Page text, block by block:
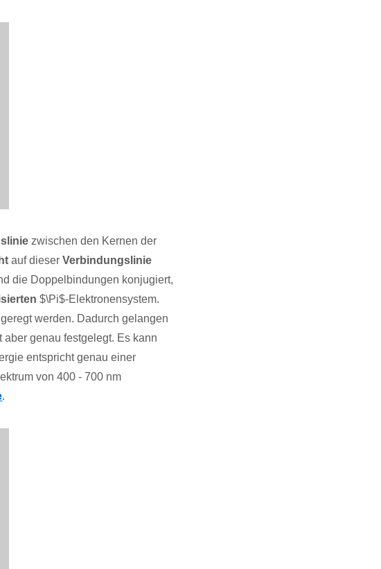
zwischen den Kernen der
auf dieserVerbindungslinie
die Doppelbindungen konjugiert,
$\Pi$-Elektronensystem.
werden. Dadurch gelangen
genau festgelegt. Es kann
entspricht genau einer
von 400 - 700 nm
.